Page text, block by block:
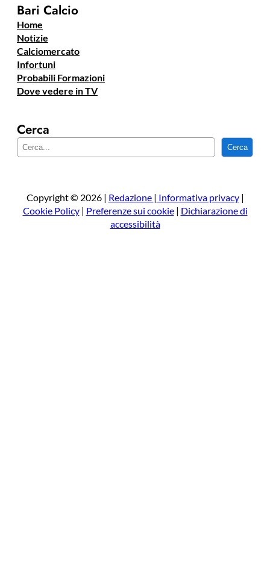
Bari Calcio
Home
Notizie
Calciomercato
Infortuni
Probabili Formazioni
Dove vedere in TV
Cerca
e
a
Cerca
Copyright © 2026 | Redazione | Informativa privacy|
Cookie Policy| Preferenze sui cookie| Dichiarazione di
accessibilità